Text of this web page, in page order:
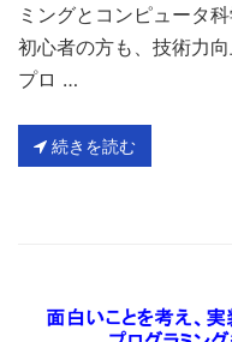
ミングとコンピュータ
初心者の方も、技術力
プロ …
続きを読む